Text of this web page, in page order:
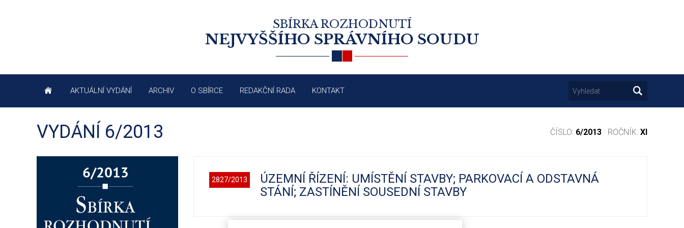
SBÍRKA ROZHODNUTÍ
NEJVYŠŠÍHO SPRÁVNÍHO SOUDU
AKTUÁLNÍ VYDÁNÍ ARCHIV O SBÍRCE REDAKČNÍ RADA KONTAKT
VYDÁNÍ 6/2013 ČÍSLO: 6/2013 · ROČNÍK: XI
2827/2013
ÚZEMNÍ ŘÍZENÍ: UMÍSTĚNÍ STAVBY; PARKOVACÍ A ODSTAVNÁ
STÁNÍ; ZASTÍNĚNÍ SOUSEDNÍ STAVBY